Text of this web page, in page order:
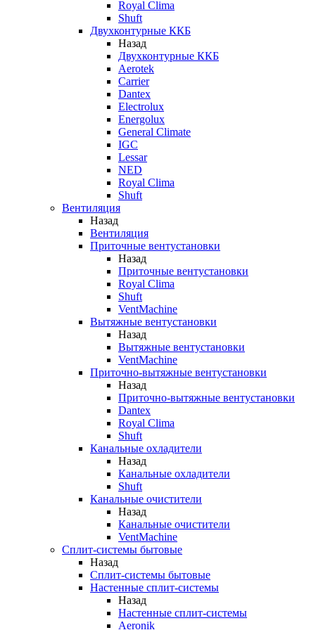
Royal Clima
Shuft
Двухконтурные ККБ
Назад
Двухконтурные ККБ
Aerotek
Carrier
Dantex
Electrolux
Energolux
General Climate
IGC
Lessar
NED
Royal Clima
Shuft
Вентиляция
Назад
Вентиляция
Приточные вентустановки
Назад
Приточные вентустановки
Royal Clima
Shuft
VentMachine
Вытяжные вентустановки
Назад
Вытяжные вентустановки
VentMachine
Приточно-вытяжные вентустановки
Назад
Приточно-вытяжные вентустановки
Dantex
Royal Clima
Shuft
Канальные охладители
Назад
Канальные охладители
Shuft
Канальные очистители
Назад
Канальные очистители
VentMachine
Сплит-системы бытовые
Назад
Сплит-системы бытовые
Настенные сплит-системы
Назад
Настенные сплит-системы
Aeronik